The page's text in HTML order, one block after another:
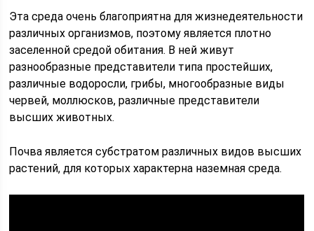
Эта среда очень благоприятна для жизнедеятельности
различных организмов, поэтому является плотно
заселенной средой обитания. В ней живут
разнообразные представители типа простейших,
различные водоросли, грибы, многообразные виды
червей, моллюсков, различные представители
высших животных.
Почва является субстратом различных видов высших
растений, для которых характерна наземная среда.